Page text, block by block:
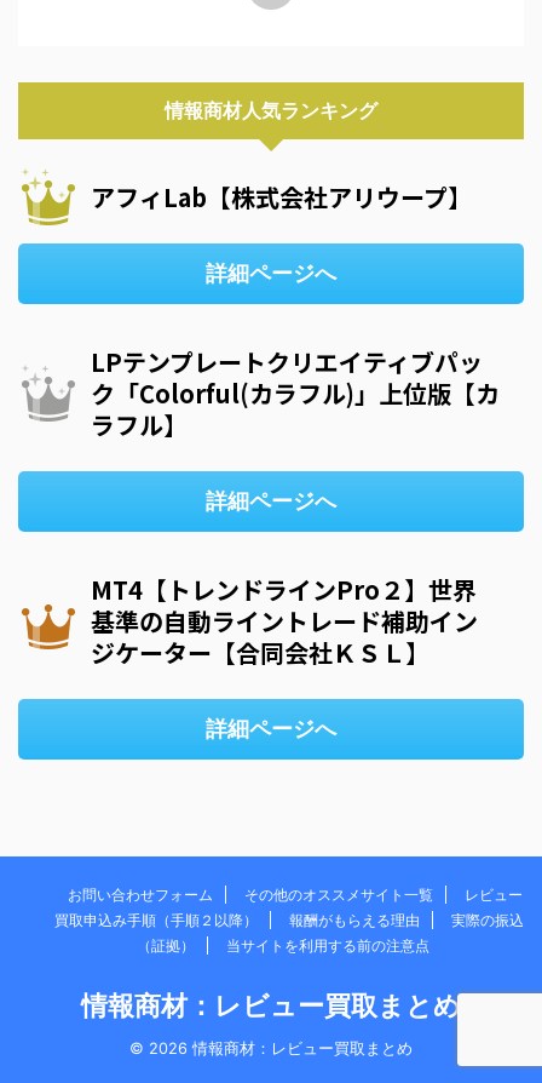
情報商材人気ランキング
アフィLab【株式会社アリウープ】
詳細ページへ
LPテンプレートクリエイティブパッ
ク「Colorful(カラフル)」上位版【カ
ラフル】
詳細ページへ
MT4【トレンドラインPro２】世界
基準の自動ライントレード補助イン
ジケーター【合同会社ＫＳＬ】
詳細ページへ
お問い合わせフォーム その他のオススメサイト一覧
レビュー
買取申込み手順（手順２以降）
報酬がもらえる理由
実際の振込
（証拠）
当サイトを利用する前の注意点
情報商材：レビュー買取まとめ
© 2026 情報商材：レビュー買取まとめ